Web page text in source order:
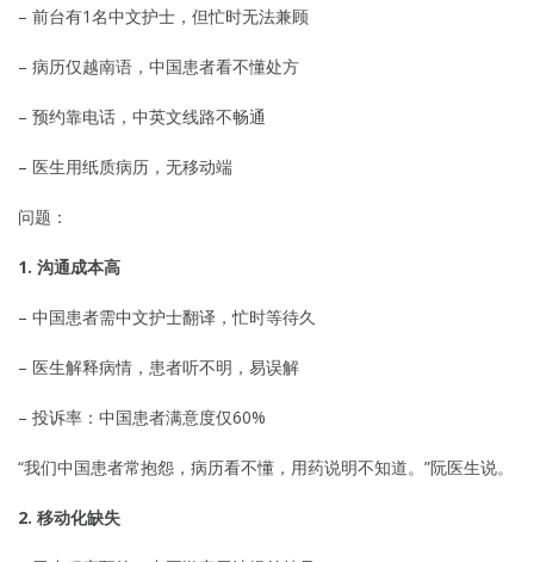
– 前台有1名中文护士，但忙时无法兼顾
– 病历仅越南语，中国患者看不懂处方
– 预约靠电话，中英文线路不畅通
– 医生用纸质病历，无移动端
问题：
1. 沟通成本高
– 中国患者需中文护士翻译，忙时等待久
– 医生解释病情，患者听不明，易误解
– 投诉率：中国患者满意度仅60%
“我们中国患者常抱怨，病历看不懂，用药说明不知道。”阮医生说。
2. 移动化缺失